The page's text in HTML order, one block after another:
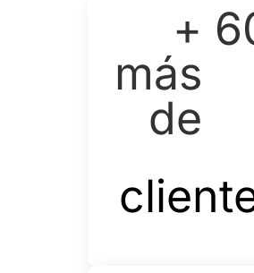
+
más
de